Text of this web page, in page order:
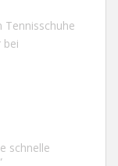
Tennisschuhe
bei
schnelle